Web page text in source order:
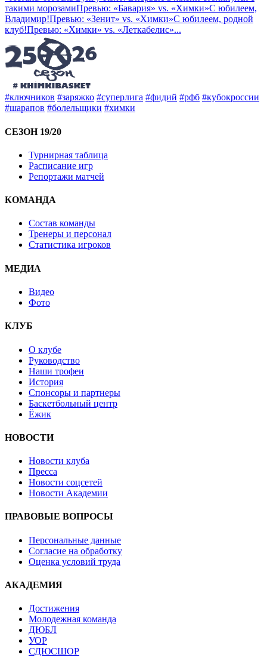
такими морозамиПревью: «Бавария» vs. «Химки»С юбилеем,
Владимир!Превью: «Зенит» vs. «Химки»С юбилеем, родной
клуб!Превью: «Химки» vs. «Леткабелис»...
#ключников #заряжко #суперлига #фидий #рфб #кубокроссии
#шарапов #болельщики #химки
СЕЗОН 19/20
Турнирная таблица
Расписание игр
Репортажи матчей
КОМАНДА
Состав команды
Тренеры и персонал
Статистика игроков
МЕДИА
Видео
Фото
КЛУБ
О клубе
Руководство
Наши трофеи
История
Спонсоры и партнеры
Баскетбольный центр
Ёжик
НОВОСТИ
Новости клуба
Пресса
Новости соцсетей
Новости Академии
ПРАВОВЫЕ ВОПРОСЫ
Персональные данные
Согласие на обработку
Оценка условий труда
АКАДЕМИЯ
Достижения
Молодежная команда
ДЮБЛ
УОР
СДЮСШОР